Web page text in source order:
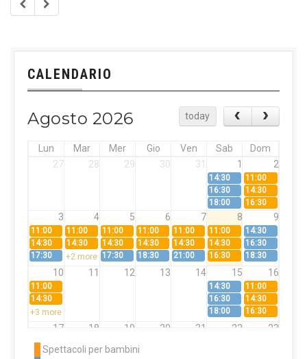
CALENDARIO
Agosto 2026 today
Lun Mar Mer Gio Ven Sab
Dom
27
28 29 30 31 1 2
14:30
11:00
16:30
14:30
18:00
16:30
3 4 5 6 7 8 9
11:00 11:00 11:00 11:00 11:00 11:00
14:30
14:30
14:30 14:30 14:30 14:30 14:30
16:30
17:30
+2 more 17:30 18:30 21:00 16:30 18:30
10 11 12 13 14 15 16
11:00 14:30
11:00
14:30
16:30
14:30
+3 more
18:00 16:30
17 18 19 20 21 22 23
11:00
14:30
14:30 14:30 14:30
Spettacoli per bambini